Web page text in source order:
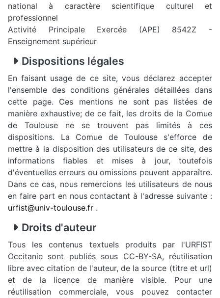
national à caractère scientifique culturel et
professionnel
Activité Principale Exercée (APE) 8542Z -
Enseignement supérieur
Dispositions légales
En faisant usage de ce site, vous déclarez accepter
l'ensemble des conditions générales détaillées dans
cette page. Ces mentions ne sont pas listées de
manière exhaustive; de ce fait, les droits de la Comue
de Toulouse ne se trouvent pas limités à ces
dispositions. La Comue de Toulouse s'efforce de
mettre à la disposition des utilisateurs de ce site, des
informations fiables et mises à jour, toutefois
d'éventuelles erreurs ou omissions peuvent apparaître.
Dans ce cas, nous remercions les utilisateurs de nous
en faire part en nous contactant à l'adresse suivante :
urfist@univ-toulouse.fr .
Droits d'auteur
Tous les contenus textuels produits par l'URFIST
Occitanie sont publiés sous CC-BY-SA, réutilisation
libre avec citation de l'auteur, de la source (titre et url)
et de la licence de manière visible. Pour une
réutilisation commerciale, vous pouvez contacter